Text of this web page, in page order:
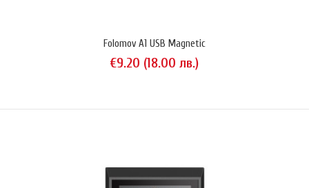
Folomov A1 USB Magnetic
Folomov A1 е гениално просто устройство, предназначено да
Folomov A1 USB Magnetic
€9.20 (18.00 лв.)